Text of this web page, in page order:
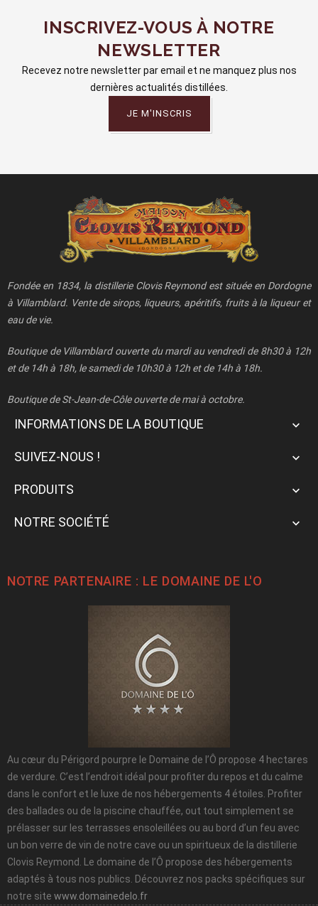
INSCRIVEZ-VOUS À NOTRE
NEWSLETTER
Recevez notre newsletter par email et ne manquez plus nos
dernières actualités distillées.
JE M'INSCRIS
Fondée en 1834, la distillerie Clovis Reymond est située en Dordogne
à Villamblard. Vente de sirops, liqueurs, apéritifs, fruits à la liqueur et
eau de vie.
Boutique de Villamblard ouverte du mardi au vendredi de 8h30 à 12h
et de 14h à 18h, le samedi de 10h30 à 12h et de 14h à 18h.
Boutique de St-Jean-de-Côle ouverte de mai à octobre.
INFORMATIONS DE LA BOUTIQUE 
SUIVEZ-NOUS ! 
PRODUITS 
NOTRE SOCIÉTÉ 
NOTRE PARTENAIRE : LE DOMAINE DE L'O
Au cœur du Périgord pourpre le Domaine de l’Ô propose 4 hectares
de verdure. C’est l’endroit idéal pour profiter du repos et du calme
dans le confort et le luxe de nos hébergements 4 étoiles. Profiter
des ballades ou de la piscine chauffée, out tout simplement se
prélasser sur les terrasses ensoleillées ou au bord d’un feu avec
un bon verre de vin de notre cave ou un spiritueux de la distillerie
Clovis Reymond. Le domaine de l’Ô propose des hébergements
adaptés à tous nos publics. Découvrez nos packs spécifiques sur
notre site www.domainedelo.fr